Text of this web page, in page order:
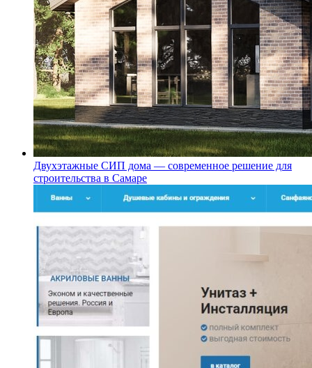
Двухэтажные СИП дома — современное решение для
строительства в Самаре